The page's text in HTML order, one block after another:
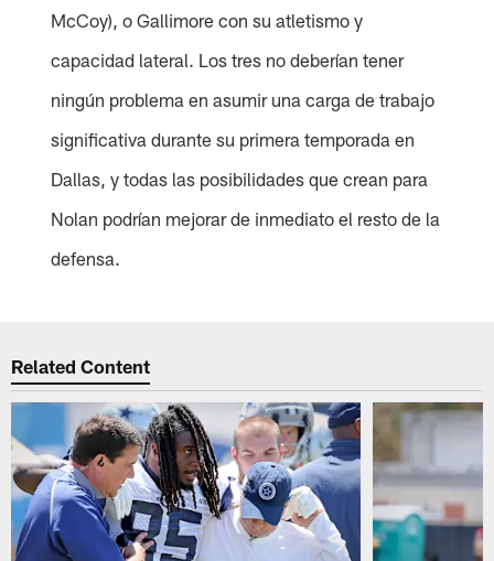
McCoy), o Gallimore con su atletismo y
capacidad lateral. Los tres no deberían tener
ningún problema en asumir una carga de trabajo
significativa durante su primera temporada en
Dallas, y todas las posibilidades que crean para
Nolan podrían mejorar de inmediato el resto de la
defensa.
Related Content